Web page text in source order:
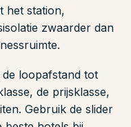
het station,
zwaarder dan
loopafstand tot
de prijsklasse,
Gebruik de slider